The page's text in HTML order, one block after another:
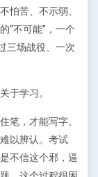
怕苦、不示弱、
“不可能”，一个
三场战役、一次
于学习。
笔，才能写字。
以辨认。考试
不信这个邪，逼